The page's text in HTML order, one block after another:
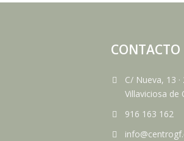
CONTACTO
C/ Nueva, 13 ·
Villaviciosa de
916 163 162